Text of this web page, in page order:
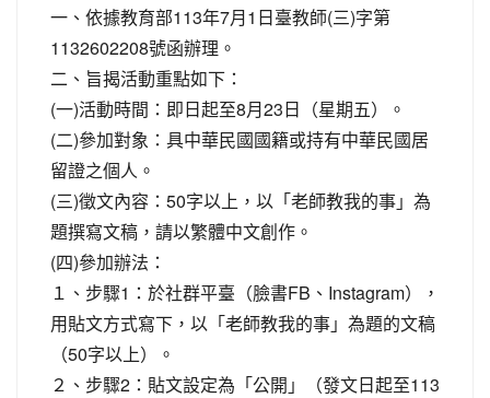
一、依據教育部113年7月1日臺教師(三)字第
1132602208號函辦理。
二、旨揭活動重點如下：
(一)活動時間：即日起至8月23日（星期五）。
(二)參加對象：具中華民國國籍或持有中華民國居
留證之個人。
(三)徵文內容：50字以上，以「老師教我的事」為
題撰寫文稿，請以繁體中文創作。
(四)參加辦法：
１、步驟1：於社群平臺（臉書FB、Instagram），
用貼文方式寫下，以「老師教我的事」為題的文稿
（50字以上）。
２、步驟2：貼文設定為「公開」（發文日起至113